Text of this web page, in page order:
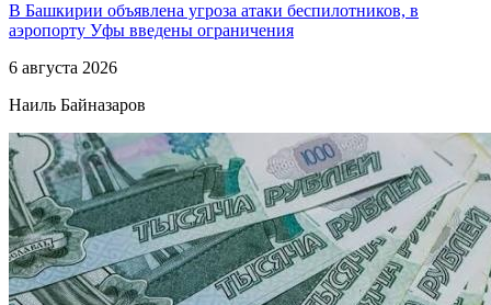
В Башкирии объявлена угроза атаки беспилотников, в
аэропорту Уфы введены ограничения
6 августа 2026
Наиль Байназаров